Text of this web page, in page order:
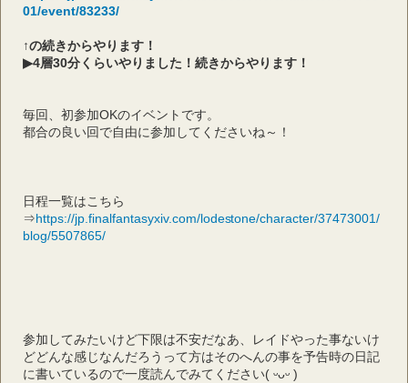
01/event/83233/
↑の続きからやります！
▶4層30分くらいやりました！続きからやります！
毎回、初参加OKのイベントです。
都合の良い回で自由に参加してくださいね～！
日程一覧はこちら
⇒https://jp.finalfantasyxiv.com/lodestone/character/37473001/
blog/5507865/
参加してみたいけど下限は不安だなあ、レイドやった事ないけ
どどんな感じなんだろうって方はそのへんの事を予告時の日記
に書いているので一度読んでみてください( ᵕᴗᵕ )